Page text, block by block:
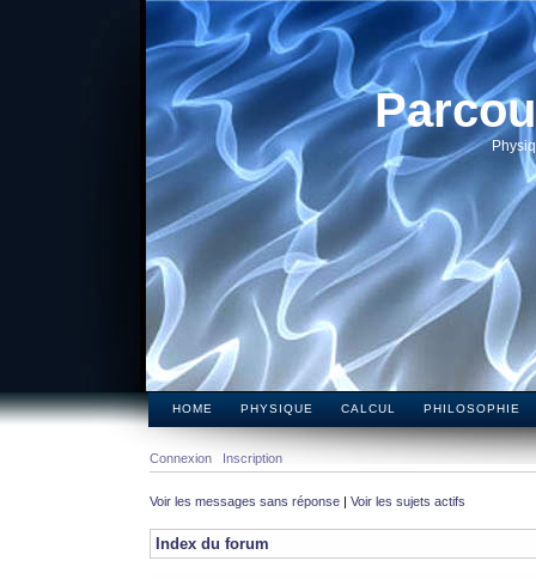
HOME PHYSIQUE CALCUL PHILOSOPHIE
Connexion Inscription
Voir les messages sans réponse | Voir les sujets actifs
Index du forum